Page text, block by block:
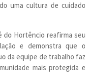
uma cultura de cuidado
do Hortêncio reafirma seu
e demonstra que o
da equipe de trabalho faz
mais protegida e